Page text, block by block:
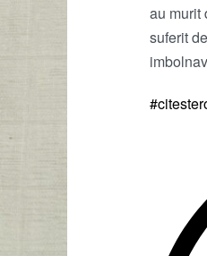
au murit
suferit